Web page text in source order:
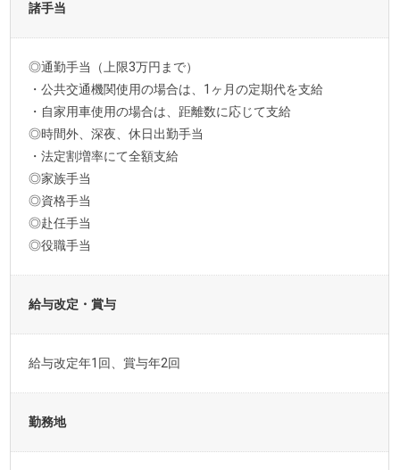
諸手当
◎通勤手当（上限3万円まで）
・公共交通機関使用の場合は、1ヶ月の定期代を支給
・自家用車使用の場合は、距離数に応じて支給
◎時間外、深夜、休日出勤手当
・法定割増率にて全額支給
◎家族手当
◎資格手当
◎赴任手当
◎役職手当
給与改定・賞与
給与改定年1回、賞与年2回
勤務地